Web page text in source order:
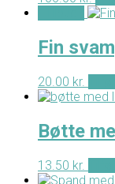
Fin
20.00 kr.
Bøtte
13.50 kr.